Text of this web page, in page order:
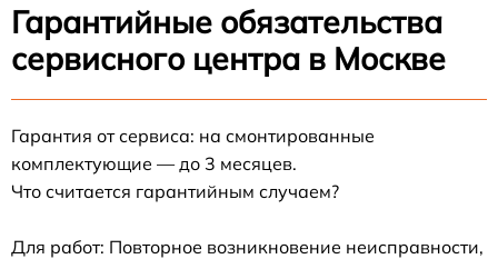
Гарантийные обязательства
сервисного центра в Москве
Гарантия от сервиса: на смонтированные
комплектующие — до 3 месяцев.
Что считается гарантийным случаем?
Для работ: Повторное возникновение неисправности,